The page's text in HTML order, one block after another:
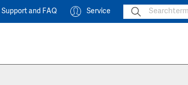
Support and FAQ Service